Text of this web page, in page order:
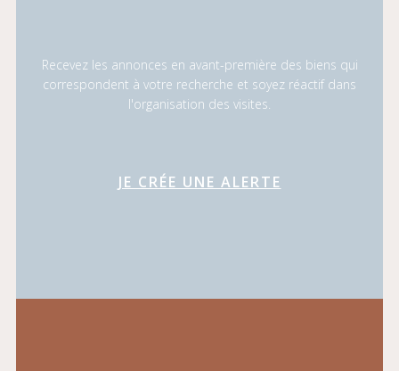
Recevez les annonces en avant-première des biens qui
correspondent à votre recherche et soyez réactif dans
l'organisation des visites.
JE CRÉE UNE ALERTE